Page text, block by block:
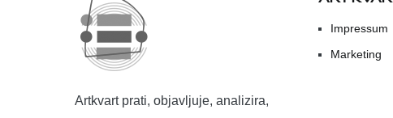
Artkvart prati, objavljuje, analizira,
Impressum
Marketing